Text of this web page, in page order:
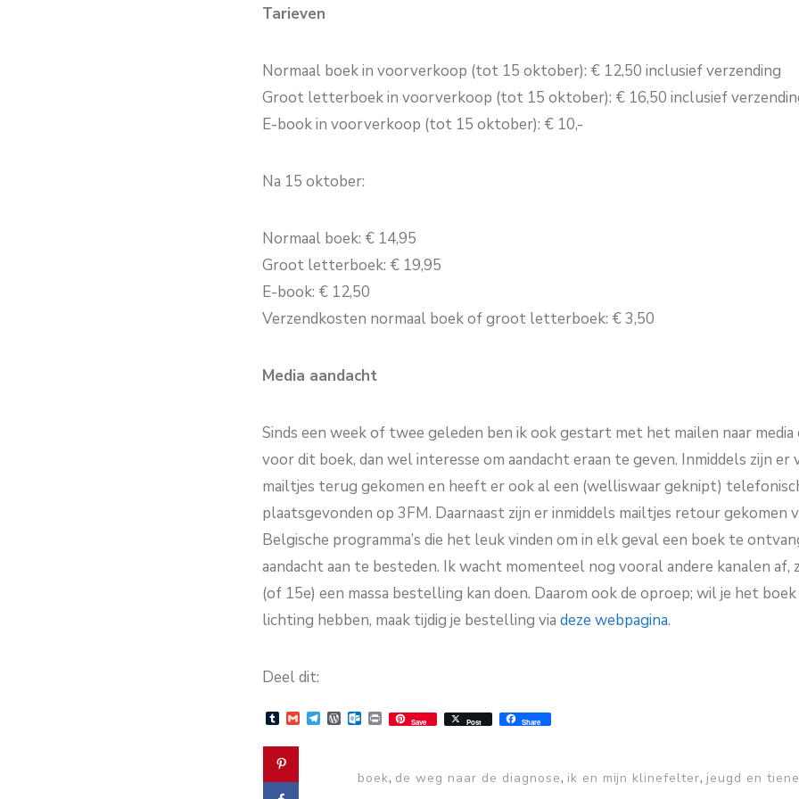
Tarieven
Normaal boek in voorverkoop (tot 15 oktober): € 12,50 inclusief verzending
Groot letterboek in voorverkoop (tot 15 oktober): € 16,50 inclusief
E-book in voorverkoop (tot 15 oktober): € 10,-
Na 15 oktober:
Normaal boek: € 14,95
Groot letterboek: € 19,95
E-book: € 12,50
Verzendkosten normaal boek of groot letterboek: € 3,50
Media aandacht
Sinds een week of twee geleden ben ik ook gestart met het mailen naar media
voor dit boek, dan wel interesse om aandacht eraan te geven. Inmiddels zijn er
mailtjes terug gekomen en heeft er ook al een (welliswaar geknipt)
plaatsgevonden op 3FM. Daarnaast zijn er inmiddels mailtjes retour gekomen
Belgische programma’s die het leuk vinden om in elk geval een boek te
aandacht aan te besteden. Ik wacht momenteel nog vooral andere kanalen af,
(of 15e) een massa bestelling kan doen. Daarom ook de oproep; wil je het
lichting hebben, maak tijdig je bestelling via deze webpagina.
Deel dit:
TumblrGmailTelegram
WordPress
Outlook.com
PrintSave Post Share
boek, de weg naar de diagnose, ik en mijn klinefelter, jeugd en